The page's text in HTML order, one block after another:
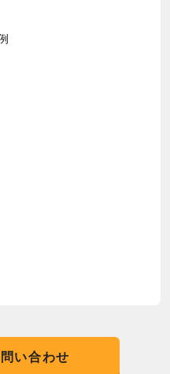
い合わせ